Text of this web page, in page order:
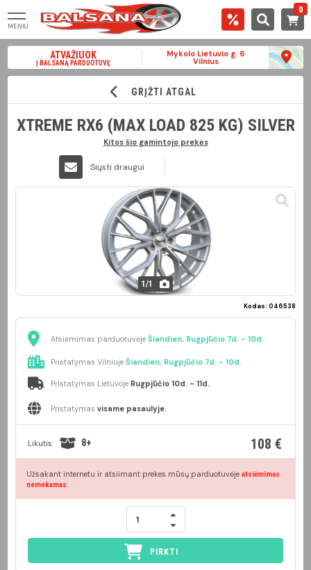
MENIU
0
ATVAŽIUOK
Į BALSANĄ PARDUOTUVĘ
Mykolo Lietuvio g. 6
Vilnius
GRĮŽTI ATGAL
XTREME RX6 (MAX LOAD 825 KG) SILVER
Kitos šio gamintojo prekės
Siųsti draugui
1 /1
Kodas: 046538
Atsiėmimas parduotuvėje Šiandien, Rugpjūčio 7d. - 10d.
Pristatymas Vilniuje Šiandien, Rugpjūčio 7d. - 10d.
Pristatymas Lietuvoje Rugpjūčio 10d. - 11d.
Pristatymas visame pasaulyje.
Likutis: 8+ 108 €
Užsakant internetu ir atsiimant prekes mūsų parduotuvėje atsiėmimas
nemokamas.
PIRKTI